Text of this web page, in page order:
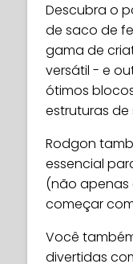
Descubra o
de saco de
gama de
versátil - e
ótimos
estruturas de
Rodgon
essencial
(não apenas
começar
Você
divertidas